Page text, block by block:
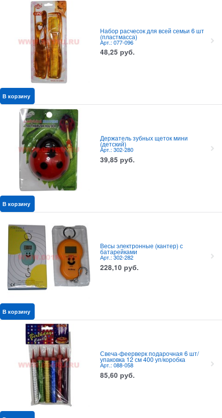
Набор расчесок для всей семьи 6 шт
(пластмасса)
Арт.: 077-096
48,25 руб.
В корзину
Держатель зубных щеток мини
(детский)
Арт.: 302-280
39,85 руб.
В корзину
Весы электронные (кантер) с
батарейками
Арт.: 302-282
228,10 руб.
В корзину
Свеча-феерверк подарочная 6 шт/
упаковка 12 см 400 уп/коробка
Арт.: 088-058
85,60 руб.